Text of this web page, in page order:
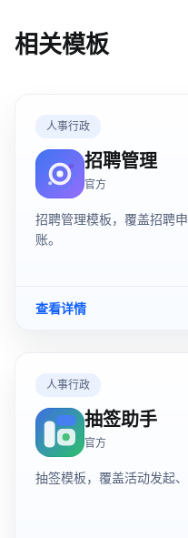
相关模板
人事行政
招聘管理
官方
招聘管理模板，覆盖招聘
账。
查看详情
人事行政
抽签助手
官方
抽签模板，覆盖活动发起